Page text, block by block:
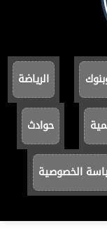
الرياضة
حوادث
الخصوصية